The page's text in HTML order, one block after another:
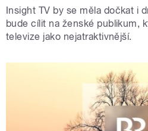
Insight TV by se měla dočkat i
bude cílit na ženské publikum,
televize jako nejatraktivnější.